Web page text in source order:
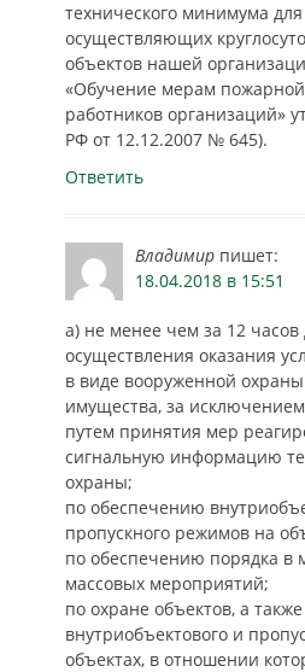
технического минимума
осуществляющих
объектов нашей
«Обучение мерам пожарной
работников организаций»
РФ от 12.12.2007 № 645).
Ответить
Владимир пишет:
18.04.2018 в 15:51
а) не менее чем за 12 часов
осуществления оказания
в виде вооруженной
имущества, за
путем принятия мер
сигнальную информацию
охраны;
по обеспечению
пропускного режимов на
по обеспечению порядка в
массовых мероприятий;
по охране объектов, а
внутриобъектового и
объектах, в отношении